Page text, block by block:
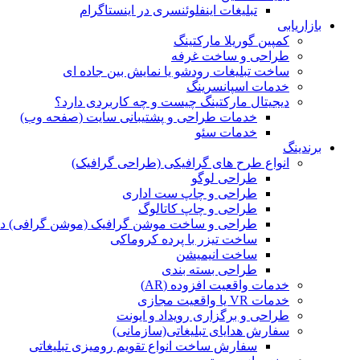
تبلیغات اینفلوئنسری در اینستاگرام
بازاریابی
کمپین گوریلا مارکتینگ
طراحی و ساخت غرفه
ساخت تبلیغات رودشو یا نمایش بین جاده ای
خدمات اسپانسرینگ
دیجیتال مارکتینگ چیست و چه کاربردی دارد؟
خدمات طراحی و پشتیبانی سایت (صفحه وب)
خدمات سئو
برندینگ
انواع طرح های گرافیکی (طراحی گرافیک)
طراحی لوگو
طراحی و چاپ ست اداری
طراحی و چاپ کاتالوگ
طراحی و ساخت موشن گرافیک (موشن گرافی)
ساخت تیزر با پرده کروماکی
ساخت انیمیشن
طراحی بسته بندی
خدمات واقعیت افزوده (AR)
خدمات VR یا واقعیت مجازی
طراحی و برگزاری رویداد و ایونت
سفارش هدایای تبلیغاتی(سازمانی)
سفارش ساخت انواع تقویم رومیزی تبلیغاتی